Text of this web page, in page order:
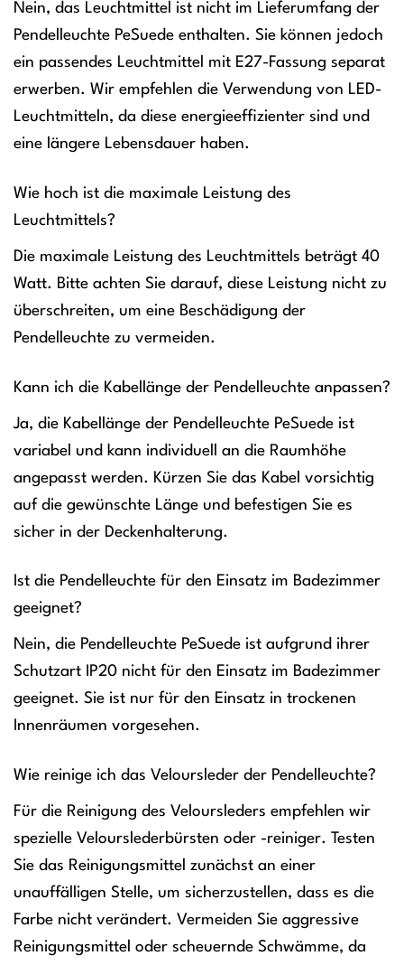
Nein, das Leuchtmittel ist nicht im Lieferumfang der
Pendelleuchte PeSuede enthalten. Sie können jedoch
ein passendes Leuchtmittel mit E27-Fassung separat
erwerben. Wir empfehlen die Verwendung von LED-
Leuchtmitteln, da diese energieeffizienter sind und
eine längere Lebensdauer haben.
Wie hoch ist die maximale Leistung des
Leuchtmittels?
Die maximale Leistung des Leuchtmittels beträgt 40
Watt. Bitte achten Sie darauf, diese Leistung nicht zu
überschreiten, um eine Beschädigung der
Pendelleuchte zu vermeiden.
Kann ich die Kabellänge der Pendelleuchte anpassen?
Ja, die Kabellänge der Pendelleuchte PeSuede ist
variabel und kann individuell an die Raumhöhe
angepasst werden. Kürzen Sie das Kabel vorsichtig
auf die gewünschte Länge und befestigen Sie es
sicher in der Deckenhalterung.
Ist die Pendelleuchte für den Einsatz im Badezimmer
geeignet?
Nein, die Pendelleuchte PeSuede ist aufgrund ihrer
Schutzart IP20 nicht für den Einsatz im Badezimmer
geeignet. Sie ist nur für den Einsatz in trockenen
Innenräumen vorgesehen.
Wie reinige ich das Veloursleder der Pendelleuchte?
Für die Reinigung des Veloursleders empfehlen wir
spezielle Velourslederbürsten oder -reiniger. Testen
Sie das Reinigungsmittel zunächst an einer
unauffälligen Stelle, um sicherzustellen, dass es die
Farbe nicht verändert. Vermeiden Sie aggressive
Reinigungsmittel oder scheuernde Schwämme, da